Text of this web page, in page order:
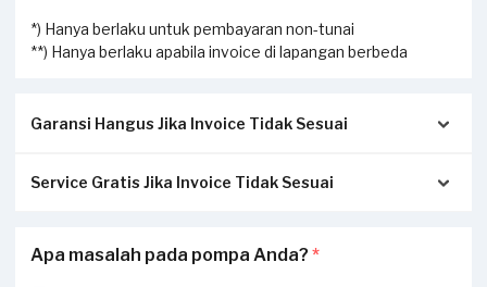
*) Hanya berlaku untuk pembayaran non-tunai
**) Hanya berlaku apabila invoice di lapangan berbeda
Garansi Hangus Jika Invoice Tidak Sesuai
Pastikan kwitansi/invoice yang diterbitkan dari Sejasa
Invoice akan dikirimkan via Email / Whatsapp.
Jika tidak sesuai, garansi akan hangus.
Service Gratis Jika Invoice Tidak Sesuai
pengerjaan service di lapangan dengan transaksi yang
Apa masalah pada pompa Anda? *